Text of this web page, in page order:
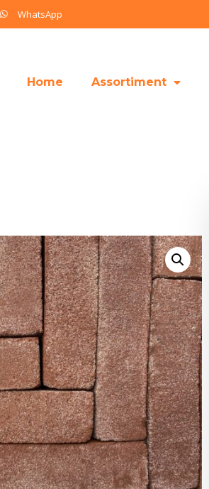
WhatsApp
Home Assortiment